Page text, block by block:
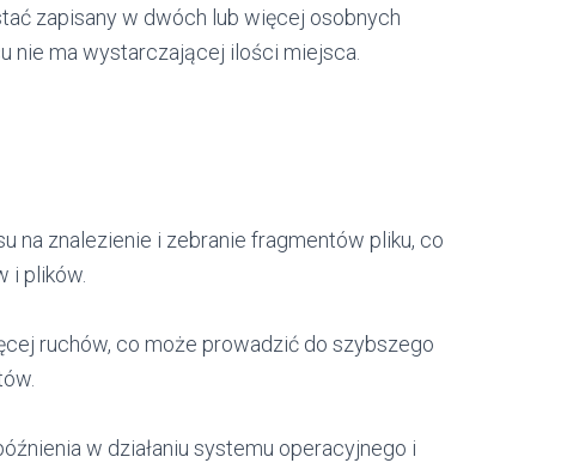
zapisany w dwóch lub więcej osobnych
nie ma wystarczającej ilości miejsca.
na znalezienie i zebranie fragmentów pliku, co
i plików.
ruchów, co może prowadzić do szybszego
w działaniu systemu operacyjnego i